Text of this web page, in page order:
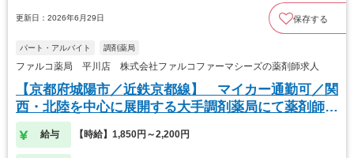
更新日：2026年6月29日 保存する
パート・アルバイト 調剤薬局
ファルコ薬局 平川店 株式会社ファルコファーマシーズの薬剤師求人
【京都府城陽市／近鉄京都線】 マイカー通勤可／関
西・北陸を中心に展開する大手調剤薬局にて薬剤師の
募集
給与 【時給】1,850円～2,200円